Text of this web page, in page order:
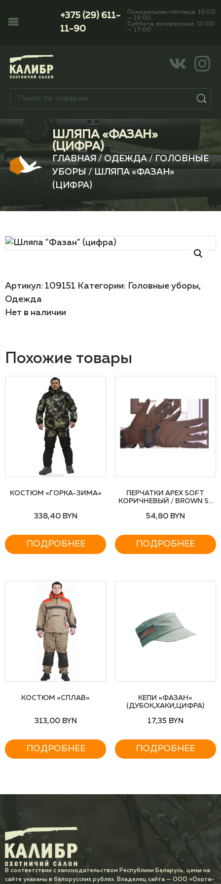
+375 (29) 611-
11-90
Понедельник-пятница: 10:00
— 19:00
Суббота, воскресенье: 10:00
— 17:00
ШЛЯПА «ФАЗАН»
(ЦИФРА)
ГЛАВНАЯ / ОДЕЖДА/ ГОЛОВНЫЕ
УБОРЫ/ ШЛЯПА «ФАЗАН»
(ЦИФРА)
Артикул: 109151 Категории: Головные уборы,
Одежда
Нет в наличии
Похожие товары
КОСТЮМ «ГОРКА-ЗИМА»
338,40 BYN
ПОДРОБНЕЕ
ПЕРЧАТКИ APEX SOFT
КОРИЧНЕВЫЙ / BROWN S-
54,80 BYN
ПОДРОБНЕЕ
КОСТЮМ «СПЛАВ»
313,00 BYN
ПОДРОБНЕЕ
КЕПИ «ФАЗАН»
(ДУБОК,ХАКИ,ЦИФРА)
17,35 BYN
ПОДРОБНЕЕ
В соответствии с законодательством Республики Беларусь, цены на
сайте указаны в белорусских рублях. Владелец сайта — ООО «Охота-